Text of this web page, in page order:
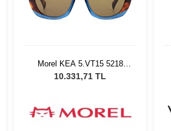
Morel KEA 5.VT15 5218
Kadın Güneş Gözlüğü
10.331,71 TL